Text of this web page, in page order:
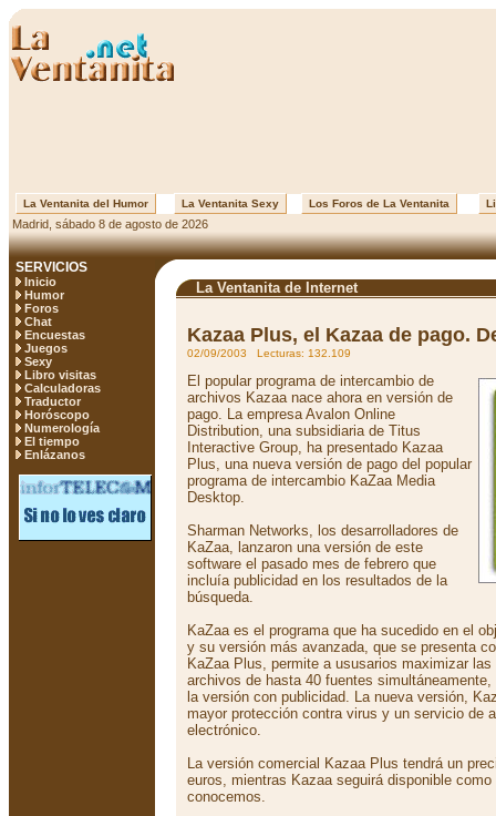
La Ventanita del Humor La Ventanita Sexy Los Foros de La Ventanita
Madrid, sábado 8 de agosto de 2026
SERVICIOS
Inicio
Humor
Foros
Chat
Encuestas
Juegos
Sexy
Libro visitas
Calculadoras
Traductor
Horóscopo
Numerología
El tiempo
Enlázanos
La Ventanita de Internet
Kazaa Plus, el Kazaa de pago.
02/09/2003 Lecturas: 132.109
El popular programa de intercambio de
archivos Kazaa nace ahora en versión de
pago. La empresa Avalon Online
Distribution, una subsidiaria de Titus
Interactive Group, ha presentado Kazaa
Plus, una nueva versión de pago del popular
programa de intercambio KaZaa Media
Desktop.
Sharman Networks, los desarrolladores de
KaZaa, lanzaron una versión de este
software el pasado mes de febrero que
incluía publicidad en los resultados de la
búsqueda.
KaZaa es el programa que ha sucedido en el
y su versión más avanzada, que se presenta
KaZaa Plus, permite a ususarios maximizar
archivos de hasta 40 fuentes
la versión con publicidad. La nueva versión,
mayor protección contra virus y un servicio de
electrónico.
La versión comercial Kazaa Plus tendrá un
euros, mientras Kazaa seguirá disponible
conocemos.